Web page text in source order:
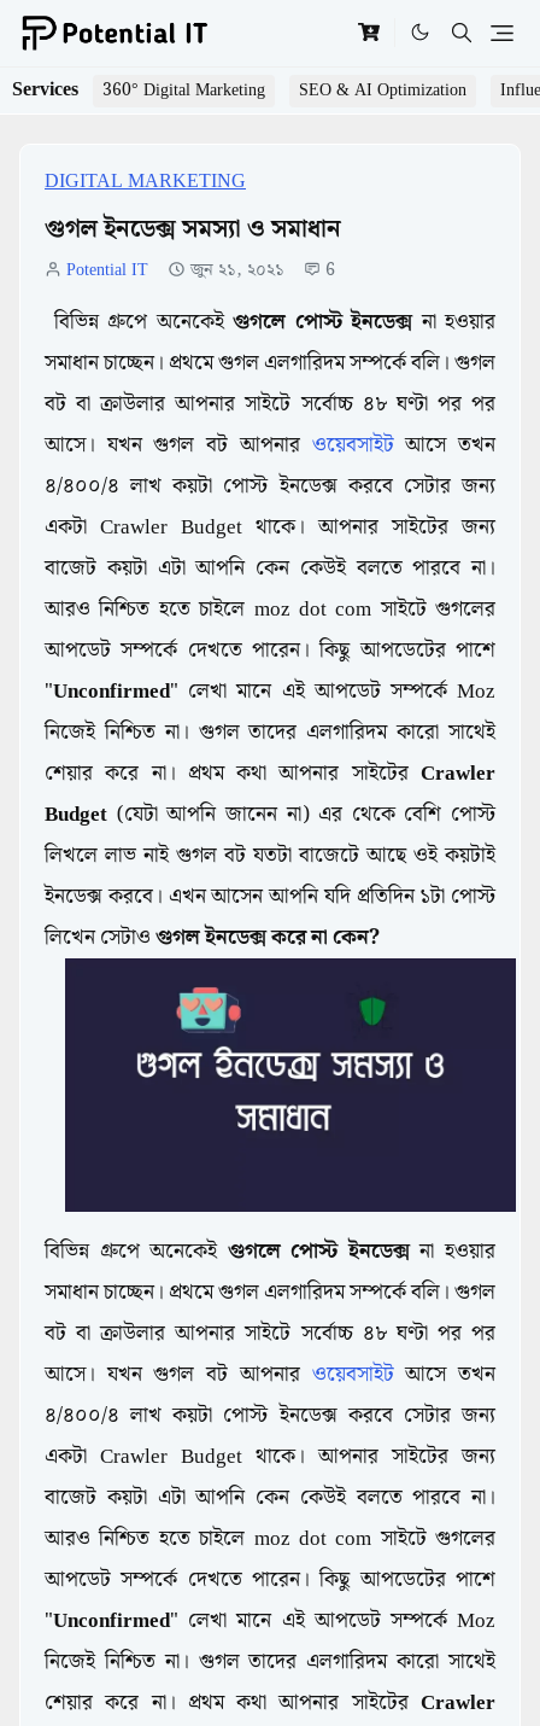
Services 360° Digital Marketing SEO & AI Optimization
DIGITAL MARKETING
গুগল ইনডেক্স সমস্যা ও সমাধান
Potential IT জুন ২১, ২০২১ 6
বিভিন্ন গ্রুপে অনেকেই গুগলে পোস্ট ইনডেক্সনা হওয়ার
সমাধান চাচ্ছেন। প্রথমে গুগল এলগারিদম সম্পর্কে বলি। গুগল
বট বা ক্রাউলার আপনার সাইটে সর্বোচ্চ ৪৮ ঘণ্টা পর পর
আসে। যখন গুগল বট আপনার ওয়েবসাইটআসে তখন
৪/৪০০/৪ লাখ কয়টা পোস্ট ইনডেক্স করবে সেটার জন্য
একটা Crawler Budget থাকে। আপনার সাইটের জন্য
বাজেট কয়টা এটা আপনি কেন কেউই বলতে পারবে না।
আরও নিশ্চিত হতে চাইলে moz dot com সাইটে গুগলের
আপডেট সম্পর্কে দেখতে পারেন। কিছু আপডেটের পাশে
"Unconfirmed" লেখা মানে এই আপডেট সম্পর্কে Moz
নিজেই নিশ্চিত না। গুগল তাদের এলগারিদম কারো সাথেই
শেয়ার করে না। প্রথম কথা আপনার সাইটের Crawler
Budget (যেটা আপনি জানেন না) এর থেকে বেশি পোস্ট
লিখলে লাভ নাই গুগল বট যতটা বাজেটে আছে ওই কয়টাই
ইনডেক্স করবে। এখন আসেন আপনি যদি প্রতিদিন ১টা পোস্ট
লিখেন সেটাওগুগলইনডেক্স করে না কেন?
বিভিন্ন গ্রুপে অনেকেই গুগলে পোস্ট ইনডেক্সনা হওয়ার
সমাধান চাচ্ছেন। প্রথমে গুগল এলগারিদম সম্পর্কে বলি। গুগল
বট বা ক্রাউলার আপনার সাইটে সর্বোচ্চ ৪৮ ঘণ্টা পর পর
আসে। যখন গুগল বট আপনার ওয়েবসাইটআসে তখন
৪/৪০০/৪ লাখ কয়টা পোস্ট ইনডেক্স করবে সেটার জন্য
একটা Crawler Budget থাকে। আপনার সাইটের জন্য
বাজেট কয়টা এটা আপনি কেন কেউই বলতে পারবে না।
আরও নিশ্চিত হতে চাইলে moz dot com সাইটে গুগলের
আপডেট সম্পর্কে দেখতে পারেন। কিছু আপডেটের পাশে
"Unconfirmed" লেখা মানে এই আপডেট সম্পর্কে Moz
নিজেই নিশ্চিত না। গুগল তাদের এলগারিদম কারো সাথেই
শেয়ার করে না। প্রথম কথা আপনার সাইটের Crawler